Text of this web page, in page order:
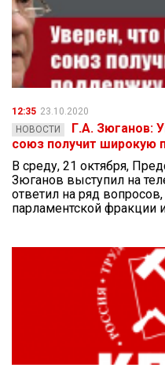
12:35 23.10.2020
НОВОСТИ
Г.А. Зюганов:
союз получит широкую
В среду, 21 октября,
Зюганов выступил на
ответил на ряд
парламентской